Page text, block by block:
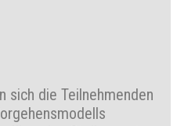
sich die Teilnehmenden